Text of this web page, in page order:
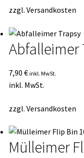
zzgl. Versandkosten
Abfalleimer
7,90 € inkl. MwSt.
inkl. MwSt.
zzgl. Versandkosten
Mülleimer